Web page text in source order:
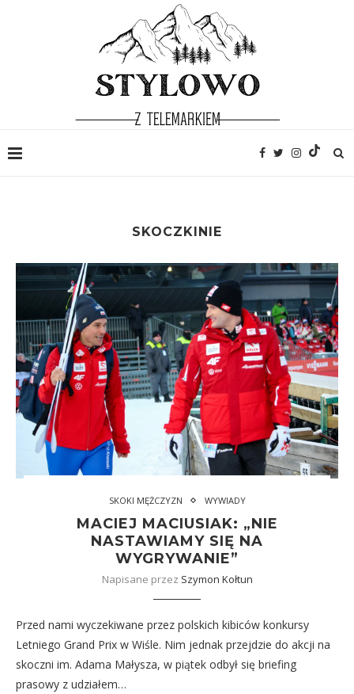
SKOCZKINIE
SKOKI MĘŻCZYZN WYWIADY
MACIEJ MACIUSIAK: „NIE
NASTAWIAMY SIĘ NA
WYGRYWANIE”
Napisane przez Szymon Kołtun
Przed nami wyczekiwane przez polskich kibiców konkursy
Letniego Grand Prix w Wiśle. Nim jednak przejdzie do akcji na
skoczni im. Adama Małysza, w piątek odbył się briefing
prasowy z udziałem…